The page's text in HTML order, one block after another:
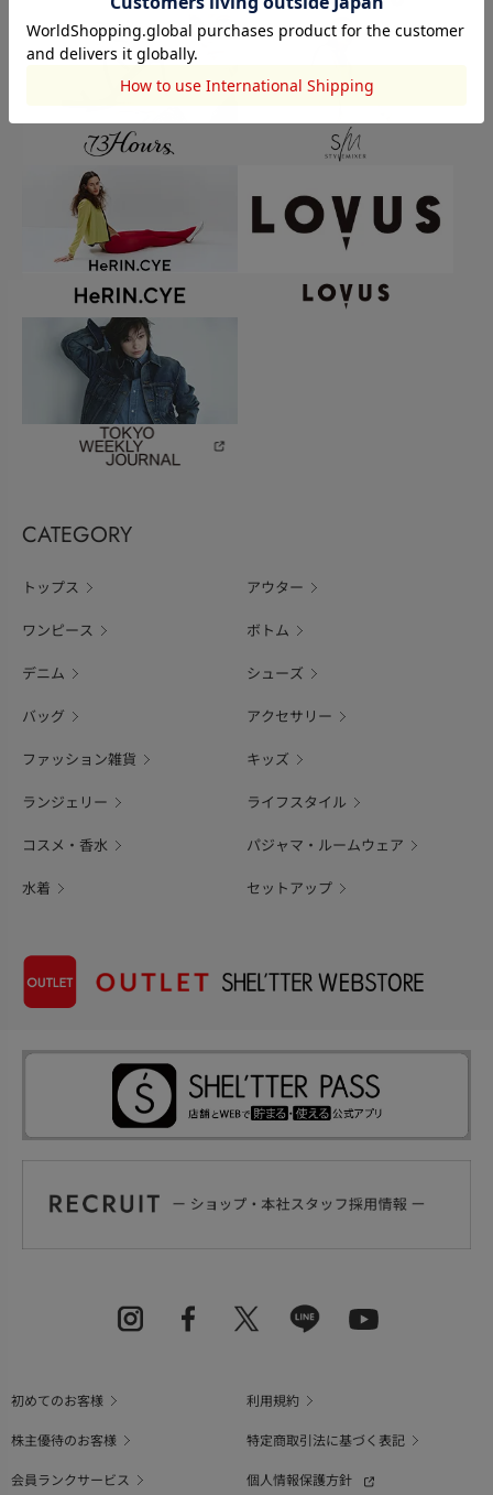
CATEGORY
トップス アウター
ワンピース ボトム
デニム シューズ
バッグ アクセサリー
ファッション雑貨 キッズ
ランジェリー ライフスタイル
コスメ・香水 パジャマ・ルームウェア
水着 セットアップ
初めてのお客様
利用規約
株主優待のお客様
特定商取引法に基づく表記
会員ランクサービス
個人情報保護方針